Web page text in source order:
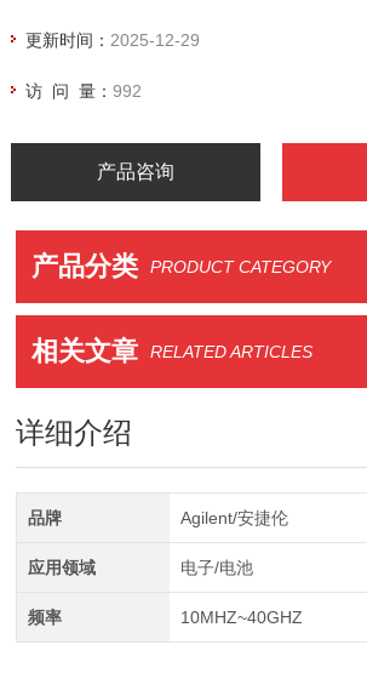
更新时间： 2025-12-29
访 问 量： 992
产品咨询
产品分类 PRODUCT CATEGORY
相关文章 RELATED ARTICLES
详细介绍
品牌 Agilent/安捷伦
应用领域 电子/电池
频率 10MHZ~40GHZ